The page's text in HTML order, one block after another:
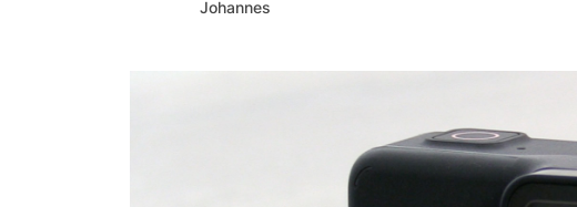
Johannes